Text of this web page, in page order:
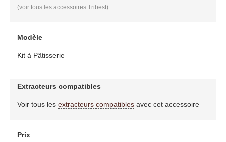
(voir tous les accessoires Tribest)
Modèle
Kit à Pâtisserie
Extracteurs compatibles
Voir tous les extracteurs compatiblesavec cet accessoire
Prix